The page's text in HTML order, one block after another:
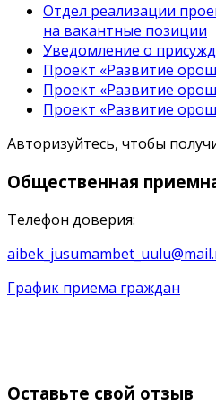
Отдел реализации
на вакантные позиции
Уведомление о
Проект «Развитие
Проект «Развитие
Проект «Развитие
Авторизуйтесь, чтобы
Общественная
Телефон доверия:
График приема граждан
Оставьте свой отзыв